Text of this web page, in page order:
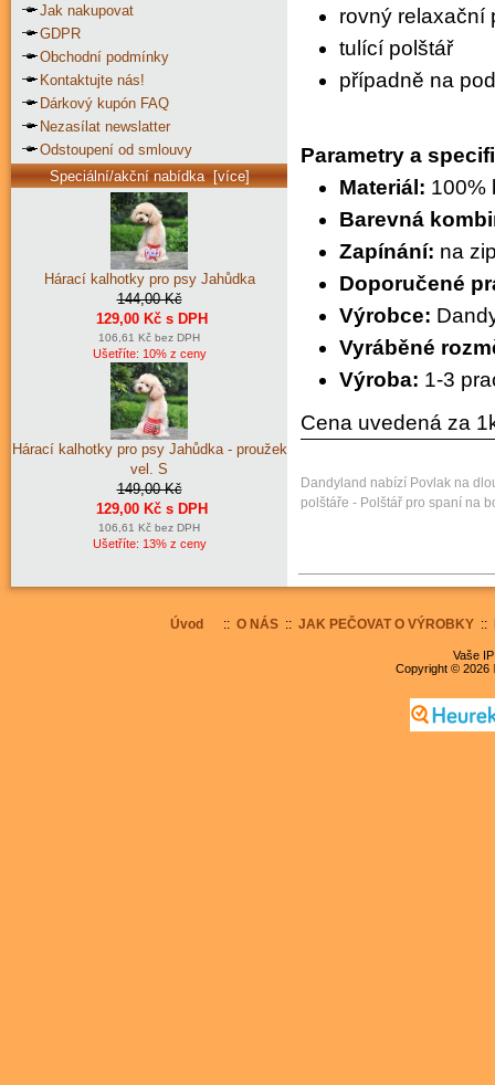
rovný relaxační
tulící polštář
případně na
Parametry a
Materiál: 100%
Barevná
Zapínání: na
Doporučené
Výrobce:
Vyráběné
Výroba: 1-3
Cena uvedená za
Dandyland nabízí Povlak na
polštáře - Polštář pro spaní na
Jak nakupovat
GDPR
Obchodní podmínky
Kontaktujte nás!
Dárkový kupón FAQ
Nezasílat newslatter
Odstoupení od smlouvy
Speciální/akční nabídka [více]
Hárací kalhotky pro psy Jahůdka
144,00 Kč
129,00 Kč s DPH
106,61 Kč bez DPH
Ušetříte: 10% z ceny
Hárací kalhotky pro psy Jahůdka - proužek
vel. S
149,00 Kč
129,00 Kč s DPH
106,61 Kč bez DPH
Ušetříte: 13% z ceny
Úvod :: O NÁS:: JAK PEČOVAT O VÝROBKY::
Vaše
Copyright © 2026